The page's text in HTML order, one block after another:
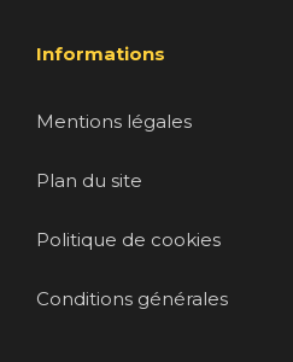
Informations
Mentions légales
Plan du site
Politique de cookies
Conditions générales